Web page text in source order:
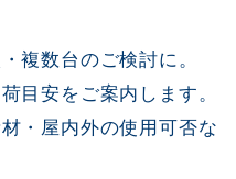
複数台のご検討に。
目安をご案内します。
・屋内外の使用可否な